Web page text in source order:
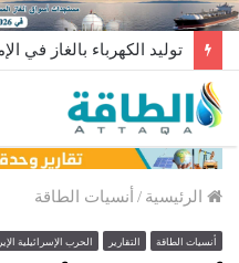
الرئيسية / أنسيات الطاقة
أنسيات الطاقة التقارير الحرب الإسرائيلية